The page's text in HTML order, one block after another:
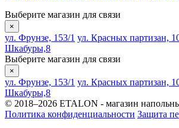
Выберите магазин для связи
×
ул. Фрунзе, 153/1 ул. Красных партизан,
Шкабуры,8
Выберите магазин для связи
×
ул. Фрунзе, 153/1 ул. Красных партизан,
Шкабуры,8
© 2018–2026 ETALON - магазин
Политика конфиденциальности Защита